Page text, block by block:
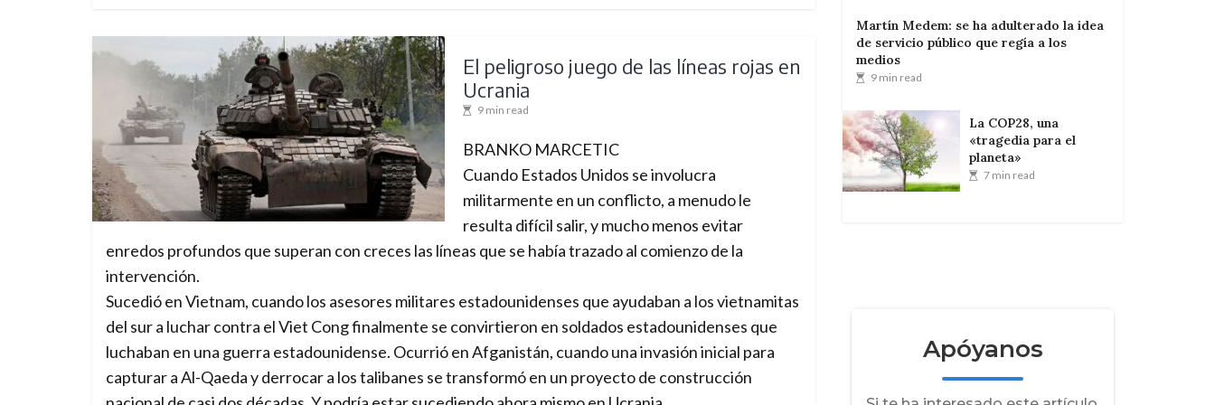
p
a
r
a
n
u
n
o
e
n
c
El peligroso juego de las líneas rojas en
Ucrania
9 min read
BRANKO MARCETIC
Cuando Estados Unidos se involucra
militarmente en un conflicto, a menudo le
resulta difícil salir, y mucho menos evitar
enredos profundos que superan con creces las líneas que se había trazado al comienzo de la
intervención.
Sucedió en Vietnam, cuando los asesores militares estadounidenses que ayudaban a los vietnamitas
del sur a luchar contra el Viet Cong finalmente se convirtieron en soldados estadounidenses que
luchaban en una guerra estadounidense. Ocurrió en Afganistán, cuando una invasión inicial para
capturar a Al-Qaeda y derrocar a los talibanes se transformó en un proyecto de construcción
Martín Medem: se ha adulterado la idea
de servicio público que regía a los
medios
9 min read
La COP28, una
«tragedia para el
planeta»
7 min read